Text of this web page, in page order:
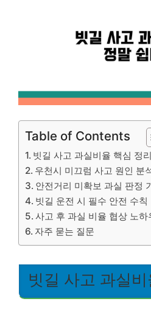
Table of Contents
빗길 사고 과실비율 핵심 정리
우천시 미끄럼 사고 원인 분
안전거리 미확보 과실 판정
빗길 운전 시 필수 안전 수칙
사고 후 과실 비율 협상 노하
자주 묻는 질문
빗길 사고 과실비